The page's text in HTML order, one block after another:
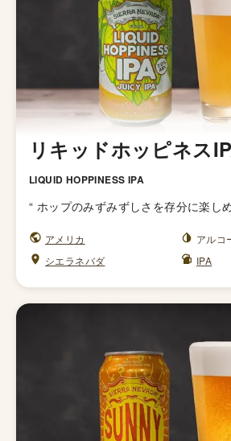
リキッドホッピネス
LIQUID HOPPINESS IPA
“ ホップのみずみずしさを存分に楽し
アメリカ
アルコ
シエラネバダ
IPA